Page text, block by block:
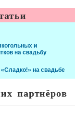
и
на свадьбу
на свадьбе
партнёров